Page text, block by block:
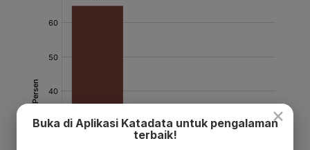
×
Buka di Aplikasi Katadata untuk pengalaman
terbaik!